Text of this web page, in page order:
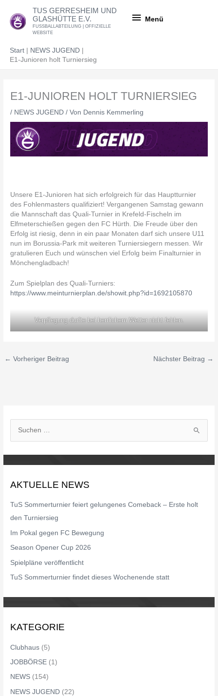
Inhalt
springen
TUS GERRESHEIM UND
GLASHÜTTE E.V.
FUSSBALLABTEILUNG | OFFIZIELLE
WEBSITE
Menü
Start
NEWS JUGEND
E1-Junioren holt Turniersieg
E1-JUNIOREN HOLT TURNIERSIEG
/ NEWS JUGEND / Von Dennis Kemmerling
Unsere E1-Junioren hat sich erfolgreich für das Hauptturnier
des Fohlenmasters qualifiziert! Vergangenen Samstag gewann
die Mannschaft das Quali-Turnier in Krefeld-Fischeln im
Elfmeterschießen gegen den FC Hürth. Die Freude über den
Erfolg ist riesig, denn in ein paar Monaten darf sich unsere U11
nun im Borussia-Park mit weiteren Turniersiegern messen. Wir
gratulieren Euch und wünschen viel Erfolg beim Finalturnier in
Mönchengladbach!
Zum Spielplan des Quali-Turniers:
https://www.meinturnierplan.de/showit.php?id=1692105870
Verpflegung durfte bei herrlichem Wetter nicht fehlen.
← Vorheriger Beitrag Nächster Beitrag →
e
c
h
:
AKTUELLE NEWS
TuS Sommerturnier feiert gelungenes Comeback – Erste holt
den Turniersieg
Im Pokal gegen FC Bewegung
Season Opener Cup 2026
Spielpläne veröffentlicht
TuS Sommerturnier findet dieses Wochenende statt
KATEGORIE
Clubhaus (5)
JOBBÖRSE (1)
NEWS (154)
NEWS JUGEND (22)